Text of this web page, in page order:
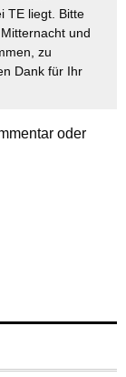
TE liegt. Bitte
und
zu
Dank für Ihr
oder